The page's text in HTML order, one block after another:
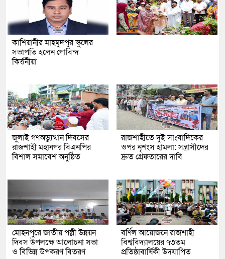
কাশিয়ানীর মাহমুদপুর স্কুলের
সভাপতি হলেন গোবিন্দ
কির্ত্তনীয়া
জুলাই গণঅভ্যুত্থান দিবসের
রাজশাহী মহানগর বিএনপির
বিশাল সমাবেশ অনুষ্ঠিত
রাজশাহীতে দুই সাংবাদিকের
ওপর নৃশংস হামলা: সন্ত্রাসীদের
দ্রুত গ্রেফতারের দাবি
মোহনপুরে জাতীয় পল্লী উন্নয়ন
দিবস উপলক্ষে আলোচনা সভা
ও বিভিন্ন উপকরণ বিতরণ
বর্ণিল আয়োজনে রাজশাহী
বিশ্ববিদ্যালয়ের ৭৩তম
প্রতিষ্ঠাবার্ষিকী উদযাপিত